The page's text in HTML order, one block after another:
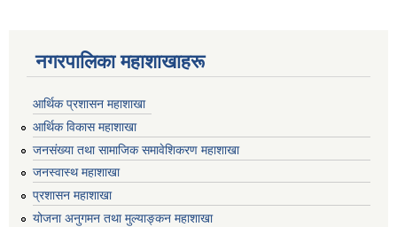
नगरपालिका महाशाखाहरू
आर्थिक प्रशासन महाशाखा
आर्थिक विकास महाशाखा
जनसंख्या तथा सामाजिक समावेशिकरण महाशाखा
जनस्वास्थ महाशाखा
प्रशासन महाशाखा
योजना अनुगमन तथा मुल्याङ्कन महाशाखा